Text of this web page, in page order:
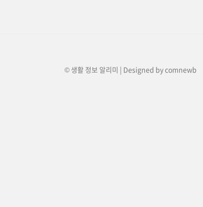
© 생활 정보 알리미 | Designed bycomnewb